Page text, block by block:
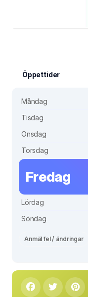
Öppettider
Måndag
Tisdag
Onsdag
Torsdag
Fredag
Lördag
Söndag
Anmäl fel / ändringar